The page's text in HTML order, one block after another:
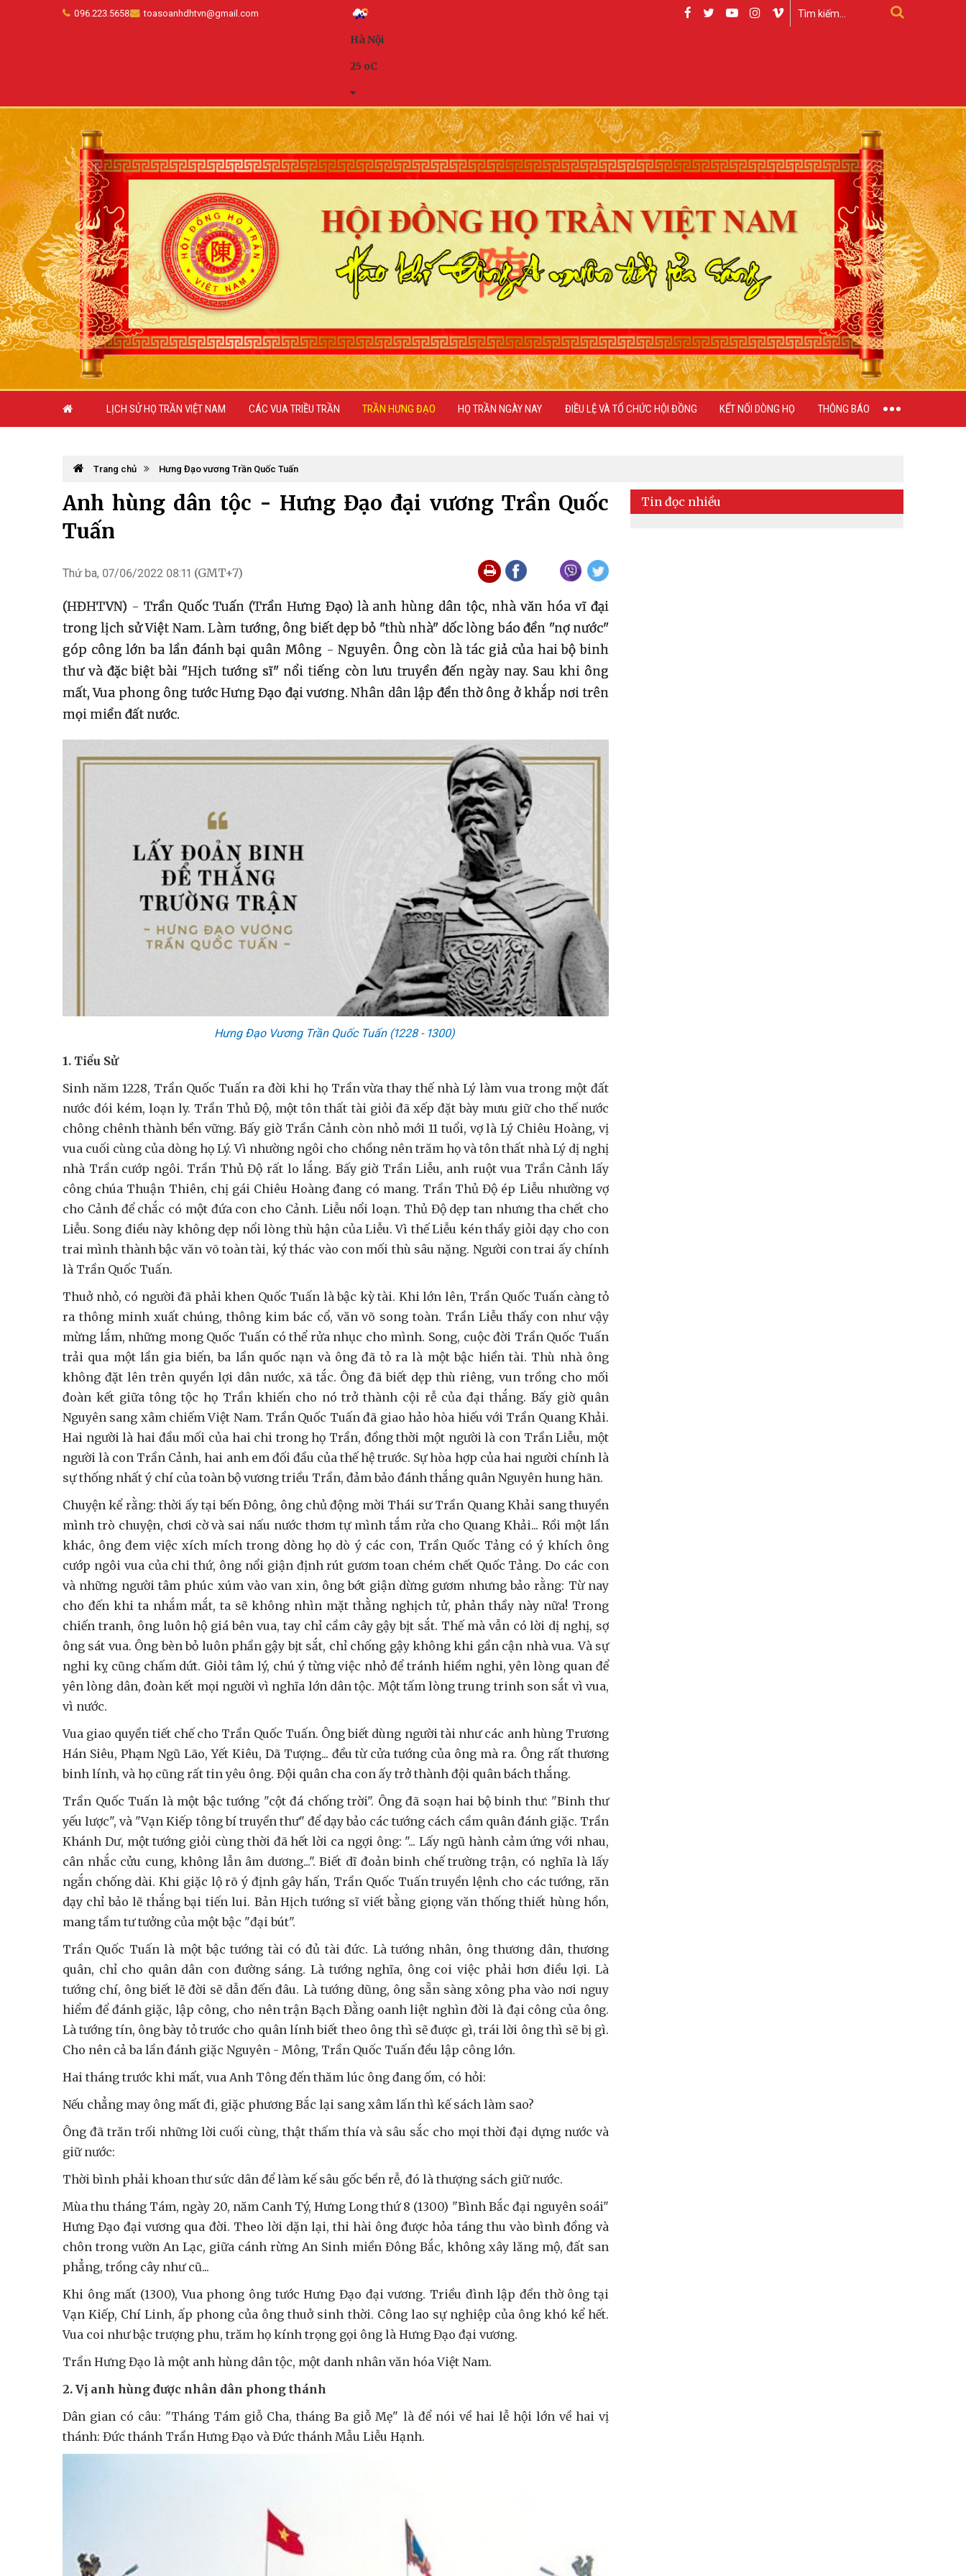
096.223.5658 toasoanhdhtvn@gmail.com
Hà Nội
25 oC
LỊCH SỬ HỌ TRẦN VIỆT NAM CÁC VUA TRIỀU TRẦN TRẦN HƯNG ĐẠO HỌ TRẦN NGÀY NAY ĐIỀU LỆ VÀ TỔ CHỨC HỘI ĐỒNG KẾT NỐI DÒNG HỌ THÔNG BÁO
Trang chủ Hưng Đạo vương Trần Quốc Tuấn
Anh hùng dân tộc - Hưng Đạo đại vương Trần Quốc
Tuấn
Thứ ba, 07/06/2022 08:11 (GMT+7)
(HĐHTVN) - Trần Quốc Tuấn (Trần Hưng Đạo) là anh hùng dân tộc, nhà văn hóa vĩ đại
trong lịch sử Việt Nam. Làm tướng, ông biết dẹp bỏ "thù nhà" dốc lòng báo đền "nợ nước"
góp công lớn ba lần đánh bại quân Mông - Nguyên. Ông còn là tác giả của hai bộ binh
thư và đặc biệt bài "Hịch tướng sĩ" nổi tiếng còn lưu truyền đến ngày nay. Sau khi ông
mất, Vua phong ông tước Hưng Đạo đại vương. Nhân dân lập đền thờ ông ở khắp nơi trên
mọi miền đất nước.
Hưng Đạo Vương Trần Quốc Tuấn (1228 - 1300)
1. Tiểu Sử
Sinh năm 1228, Trần Quốc Tuấn ra đời khi họ Trần vừa thay thế nhà Lý làm vua trong một đất
nước đói kém, loạn ly. Trần Thủ Độ, một tôn thất tài giỏi đã xếp đặt bày mưu giữ cho thế nước
chông chênh thành bền vững. Bấy giờ Trần Cảnh còn nhỏ mới 11 tuổi, vợ là Lý Chiêu Hoàng, vị
vua cuối cùng của dòng họ Lý. Vì nhường ngôi cho chồng nên trăm họ và tôn thất nhà Lý dị nghị
nhà Trần cướp ngôi. Trần Thủ Độ rất lo lắng. Bấy giờ Trần Liễu, anh ruột vua Trần Cảnh lấy
công chúa Thuận Thiên, chị gái Chiêu Hoàng đang có mang. Trần Thủ Độ ép Liễu nhường vợ
cho Cảnh để chắc có một đứa con cho Cảnh. Liễu nổi loạn. Thủ Độ dẹp tan nhưng tha chết cho
Liễu. Song điều này không dẹp nổi lòng thù hận của Liễu. Vì thế Liễu kén thầy giỏi dạy cho con
trai mình thành bậc văn võ toàn tài, ký thác vào con mối thù sâu nặng. Người con trai ấy chính
là Trần Quốc Tuấn.
Thuở nhỏ, có người đã phải khen Quốc Tuấn là bậc kỳ tài. Khi lớn lên, Trần Quốc Tuấn càng tỏ
ra thông minh xuất chúng, thông kim bác cổ, văn võ song toàn. Trần Liễu thấy con như vậy
mừng lắm, những mong Quốc Tuấn có thể rửa nhục cho mình. Song, cuộc đời Trần Quốc Tuấn
trải qua một lần gia biến, ba lần quốc nạn và ông đã tỏ ra là một bậc hiền tài. Thù nhà ông
không đặt lên trên quyền lợi dân nước, xã tắc. Ông đã biết dẹp thù riêng, vun trồng cho mối
đoàn kết giữa tông tộc họ Trần khiến cho nó trở thành cội rễ của đại thắng. Bấy giờ quân
Nguyên sang xâm chiếm Việt Nam. Trần Quốc Tuấn đã giao hảo hòa hiếu với Trần Quang Khải.
Hai người là hai đầu mối của hai chi trong họ Trần, đồng thời một người là con Trần Liễu, một
người là con Trần Cảnh, hai anh em đối đầu của thế hệ trước. Sự hòa hợp của hai người chính là
sự thống nhất ý chí của toàn bộ vương triều Trần, đảm bảo đánh thắng quân Nguyên hung hãn.
Chuyện kể rằng: thời ấy tại bến Đông, ông chủ động mời Thái sư Trần Quang Khải sang thuyền
mình trò chuyện, chơi cờ và sai nấu nước thơm tự mình tắm rửa cho Quang Khải... Rồi một lần
khác, ông đem việc xích mích trong dòng họ dò ý các con, Trần Quốc Tảng có ý khích ông
cướp ngôi vua của chi thứ, ông nổi giận định rút gươm toan chém chết Quốc Tảng. Do các con
và những người tâm phúc xúm vào van xin, ông bớt giận dừng gươm nhưng bảo rằng: Từ nay
cho đến khi ta nhắm mắt, ta sẽ không nhìn mặt thằng nghịch tử, phản thầy này nữa! Trong
chiến tranh, ông luôn hộ giá bên vua, tay chỉ cầm cây gậy bịt sắt. Thế mà vẫn có lời dị nghị, sợ
ông sát vua. Ông bèn bỏ luôn phần gậy bịt sắt, chỉ chống gậy không khi gần cận nhà vua. Và sự
nghi kỵ cũng chấm dứt. Giỏi tâm lý, chú ý từng việc nhỏ để tránh hiềm nghi, yên lòng quan để
yên lòng dân, đoàn kết mọi người vì nghĩa lớn dân tộc. Một tấm lòng trung trinh son sắt vì vua,
vì nước.
Vua giao quyền tiết chế cho Trần Quốc Tuấn. Ông biết dùng người tài như các anh hùng Trương
Hán Siêu, Phạm Ngũ Lão, Yết Kiêu, Dã Tượng... đều từ cửa tướng của ông mà ra. Ông rất thương
binh lính, và họ cũng rất tin yêu ông. Đội quân cha con ấy trở thành đội quân bách thắng.
Trần Quốc Tuấn là một bậc tướng "cột đá chống trời". Ông đã soạn hai bộ binh thư: "Binh thư
yếu lược", và "Vạn Kiếp tông bí truyền thư" để dạy bảo các tướng cách cầm quân đánh giặc. Trần
Khánh Dư, một tướng giỏi cùng thời đã hết lời ca ngợi ông: "... Lấy ngũ hành cảm ứng với nhau,
cân nhắc cửu cung, không lẫn âm dương...". Biết dĩ đoản binh chế trường trận, có nghĩa là lấy
ngắn chống dài. Khi giặc lộ rõ ý định gây hấn, Trần Quốc Tuấn truyền lệnh cho các tướng, răn
dạy chỉ bảo lẽ thắng bại tiến lui. Bản Hịch tướng sĩ viết bằng giọng văn thống thiết hùng hồn,
mang tầm tư tưởng của một bậc "đại bút".
Trần Quốc Tuấn là một bậc tướng tài có đủ tài đức. Là tướng nhân, ông thương dân, thương
quân, chỉ cho quân dân con đường sáng. Là tướng nghĩa, ông coi việc phải hơn điều lợi. Là
tướng chí, ông biết lẽ đời sẽ dẫn đến đâu. Là tướng dũng, ông sẵn sàng xông pha vào nơi nguy
hiểm để đánh giặc, lập công, cho nên trận Bạch Đằng oanh liệt nghìn đời là đại công của ông.
Là tướng tín, ông bày tỏ trước cho quân lính biết theo ông thì sẽ được gì, trái lời ông thì sẽ bị gì.
Cho nên cả ba lần đánh giặc Nguyên - Mông, Trần Quốc Tuấn đều lập công lớn.
Hai tháng trước khi mất, vua Anh Tông đến thăm lúc ông đang ốm, có hỏi:
Nếu chẳng may ông mất đi, giặc phương Bắc lại sang xâm lấn thì kế sách làm sao?
Ông đã trăn trối những lời cuối cùng, thật thấm thía và sâu sắc cho mọi thời đại dựng nước và
giữ nước:
Thời bình phải khoan thư sức dân để làm kế sâu gốc bền rễ, đó là thượng sách giữ nước.
Mùa thu tháng Tám, ngày 20, năm Canh Tý, Hưng Long thứ 8 (1300) "Bình Bắc đại nguyên soái"
Hưng Đạo đại vương qua đời. Theo lời dặn lại, thi hài ông được hỏa táng thu vào bình đồng và
chôn trong vườn An Lạc, giữa cánh rừng An Sinh miền Đông Bắc, không xây lăng mộ, đất san
phẳng, trồng cây như cũ...
Khi ông mất (1300), Vua phong ông tước Hưng Đạo đại vương. Triều đình lập đền thờ ông tại
Vạn Kiếp, Chí Linh, ấp phong của ông thuở sinh thời. Công lao sự nghiệp của ông khó kể hết.
Vua coi như bậc trượng phu, trăm họ kính trọng gọi ông là Hưng Đạo đại vương.
Trần Hưng Đạo là một anh hùng dân tộc, một danh nhân văn hóa Việt Nam.
2. Vị anh hùng được nhân dân phong thánh
Dân gian có câu: "Tháng Tám giỗ Cha, tháng Ba giỗ Mẹ" là để nói về hai lễ hội lớn về hai vị
thánh: Đức thánh Trần Hưng Đạo và Đức thánh Mẫu Liễu Hạnh.
Tin đọc nhiều